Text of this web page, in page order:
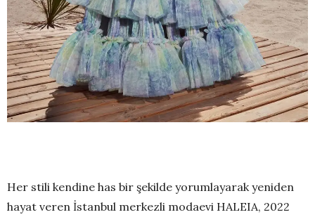
Her stili kendine has bir şekilde yorumlayarak yeniden
hayat veren İstanbul merkezli modaevi HALEIA, 2022